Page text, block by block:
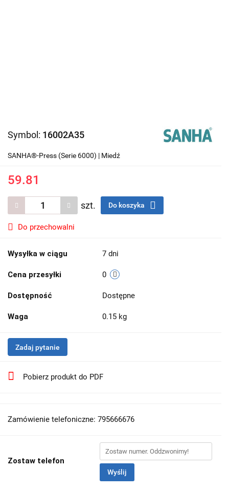
Symbol: 16002A35
SANHA®-Press (Serie 6000) | Miedź
59.81
szt. Do koszyka
Do przechowalni
Wysyłka w ciągu 7 dni
Cena przesyłki 0
Dostępność Dostępne
Waga 0.15 kg
Zadaj pytanie
Pobierz produkt do PDF
Zamówienie telefoniczne: 795666676
Zostaw telefon
Wyślij